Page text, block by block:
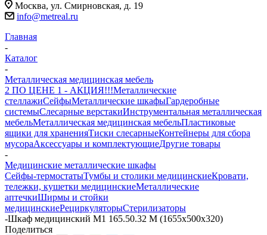
Москва, ул. Смирновская, д. 19
info@metreal.ru
Главная
-
Каталог
-
Металлическая медицинская мебель
2 ПО ЦЕНЕ 1 - АКЦИЯ!!!Металлические
стеллажиСейфыМеталлические шкафыГардеробные
системыСлесарные верстакиИнструментальная металлическая
мебельМеталлическая медицинская мебельПластиковые
ящики для храненияТиски слесарныеКонтейнеры для сбора
мусораАксессуары и комплектующиеДругие товары
-
Медицинские металлические шкафы
Сейфы-термостатыТумбы и столики медицинскиеКровати,
тележки, кушетки медицинскиеМеталлические
аптечкиШирмы и стойки
медицинскиеРециркуляторыСтерилизаторы
-Шкаф медицинский М1 165.50.32 М (1655x500x320)
Поделиться